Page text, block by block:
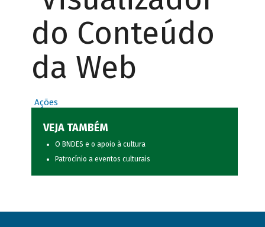
do Conteúdo
da Web
Ações
VEJA TAMBÉM
O BNDES e o apoio à cultura
Patrocínio a eventos culturais